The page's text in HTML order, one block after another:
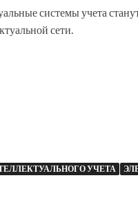
системы учета
сети.
УЧЕТА